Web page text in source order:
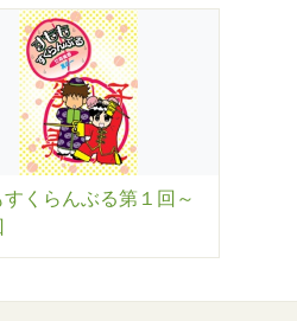
くらんぶる第１回～